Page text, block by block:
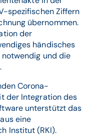
spezifischen Ziffern
übernommen.
der
händisches
und die
Corona-
der Integration des
unterstützt das
eine
Institut (RKI).